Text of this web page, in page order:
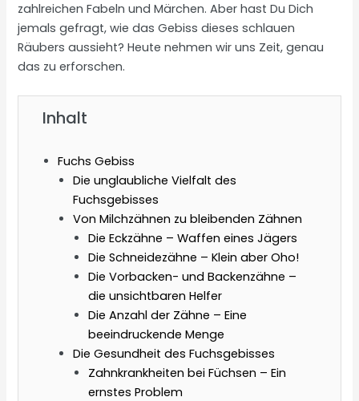
zahlreichen Fabeln und Märchen. Aber hast Du Dich
jemals gefragt, wie das Gebiss dieses schlauen
Räubers aussieht? Heute nehmen wir uns Zeit, genau
das zu erforschen.
Inhalt
Fuchs Gebiss
Die unglaubliche Vielfalt des
Fuchsgebisses
Von Milchzähnen zu bleibenden Zähnen
Die Eckzähne – Waffen eines Jägers
Die Schneidezähne – Klein aber Oho!
Die Vorbacken- und Backenzähne –
die unsichtbaren Helfer
Die Anzahl der Zähne – Eine
beeindruckende Menge
Die Gesundheit des Fuchsgebisses
Zahnkrankheiten bei Füchsen – Ein
ernstes Problem